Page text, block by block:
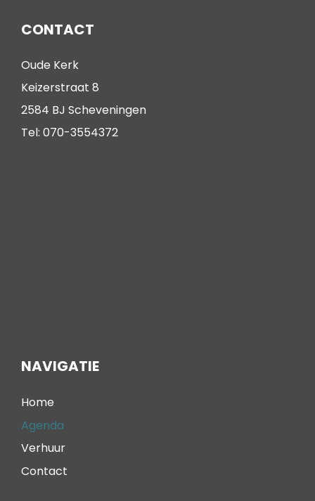
CONTACT
Oude Kerk
Keizerstraat 8
2584 BJ Scheveningen
Tel: 070-3554372
NAVIGATIE
Home
Agenda
Verhuur
Contact